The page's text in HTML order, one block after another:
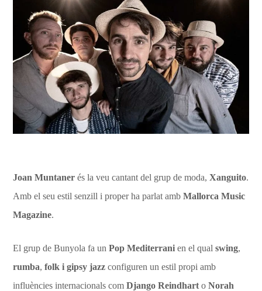
Joan Muntaner és la veu cantant del grup de moda,Xanguito.
Amb el seu estil senzill i proper ha parlat ambMallorca Music
Magazine.
El grup de Bunyola fa unPop Mediterrani en el qualswing,
rumba,folk i gipsy jazz configuren un estil propi amb
influències internacionals comDjango Reindhart oNorah